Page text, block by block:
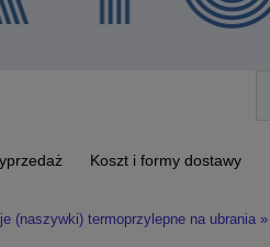
Koszt i formy dostawy
(naszywki) termoprzylepne na ubrania »